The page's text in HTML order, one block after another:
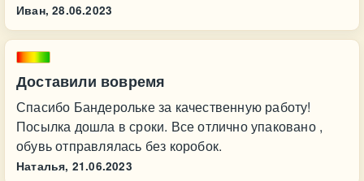
Иван, 28.06.2023
Доставили вовремя
Спасибо Бандерольке за качественную работу!
Посылка дошла в сроки. Все отлично упаковано ,
обувь отправлялась без коробок.
Наталья, 21.06.2023